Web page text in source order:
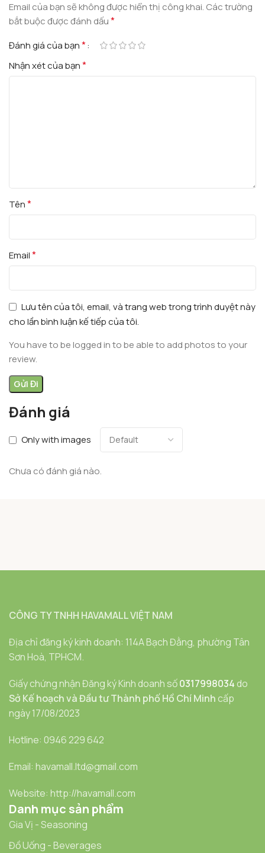
Đánh giá
Only with images
Chưa có đánh giá nào.
Email của bạn sẽ không được hiển thị công khai. Các trường
bắt buộc được đánh dấu*
Đánh giá của bạn*
Nhận xét của bạn*
Tên*
Email*
Lưu tên của tôi, email, và trang web trong trình duyệt này
cho lần bình luận kế tiếp của tôi.
You have to be logged in to be able to add photos to your
review.
CÔNG TY TNHH HAVAMALL VIỆT NAM
Địa chỉ đăng ký kinh doanh: 114A Bạch Đằng, phường Tân
Sơn Hoà, TPHCM.
Giấy chứng nhận Đăng ký Kinh doanh số0317998034 do
Sở Kế hoạch và Đầu tư Thành phố Hồ Chí Minh cấp
ngày 17/08/2023
Hotline: 0946 229 642
Email: havamall.ltd@gmail.com
Website: http://havamall.com
Danh mục sản phẩm
Gia Vị - Seasoning
Đồ Uống - Beverages